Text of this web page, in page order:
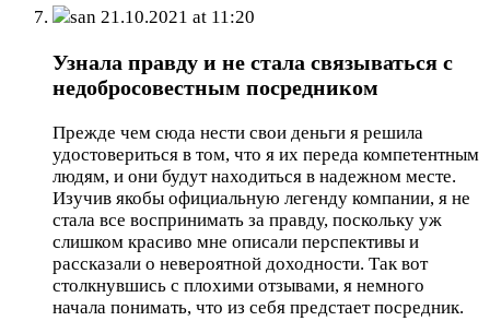
san 21.10.2021 at 11:20
Узнала правду и не стала связываться с
недобросовестным посредником
Прежде чем сюда нести свои деньги я решила
удостовериться в том, что я их переда компетентным
людям, и они будут находиться в надежном месте.
Изучив якобы официальную легенду компании, я не
стала все воспринимать за правду, поскольку уж
слишком красиво мне описали перспективы и
рассказали о невероятной доходности. Так вот
столкнувшись с плохими отзывами, я немного
начала понимать, что из себя предстает посредник.